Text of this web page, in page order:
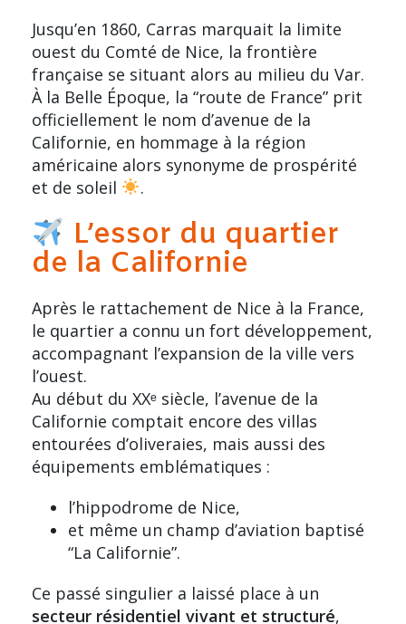
Jusqu’en 1860, Carras marquait la limite
ouest du Comté de Nice, la frontière
française se situant alors au milieu du Var.
À la Belle Époque, la “route de France” prit
officiellement le nom d’avenue de la
Californie, en hommage à la région
américaine alors synonyme de prospérité
et de soleil
.
L’essor du quartier
de la Californie
Après le rattachement de Nice à la France,
le quartier a connu un fort développement,
accompagnant l’expansion de la ville vers
l’ouest.
Au début du XXᵉ siècle, l’avenue de la
Californie comptait encore des villas
entourées d’oliveraies, mais aussi des
équipements emblématiques :
l’hippodrome de Nice,
et même un champ d’aviation baptisé
“La Californie”.
Ce passé singulier a laissé place à un
secteur résidentiel vivant et structuré,